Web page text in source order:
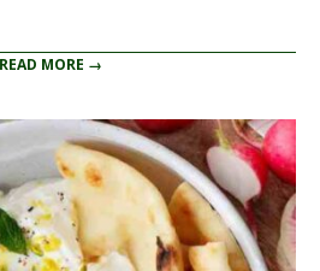
READ MORE →